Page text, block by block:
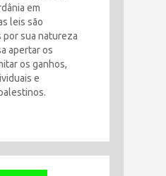
em
leis são
por sua natureza
apertar os
os ganhos,
e